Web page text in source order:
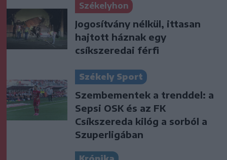
Székelyhon
Jogosítvány nélkül, ittasan
hajtott háznak egy
csíkszeredai férfi
Székely Sport
Szembementek a trenddel: a
Sepsi OSK és az FK
Csíkszereda kilóg a sorból a
Szuperligában